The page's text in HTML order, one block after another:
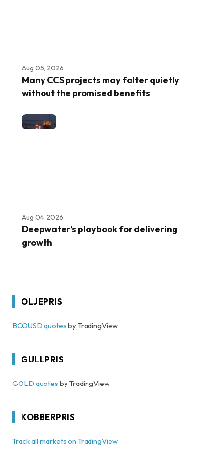
Aug 05, 2026
Many CCS projects may falter quietly
without the promised benefits
Aug 04, 2026
Deepwater’s playbook for delivering
growth
OLJEPRIS
BCOUSD quotes by TradingView
GULLPRIS
GOLD quotes by TradingView
KOBBERPRIS
Track all markets on TradingView